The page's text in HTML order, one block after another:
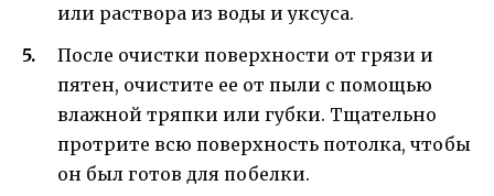
или раствора из воды и уксуса.
После очистки поверхности от грязи и
пятен, очистите ее от пыли с помощью
влажной тряпки или губки. Тщательно
протрите всю поверхность потолка, чтобы
он был готов для побелки.